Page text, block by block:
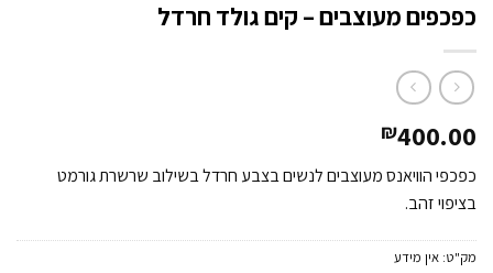
כפכפים מעוצבים – קים גולד חרדל
₪400.00
כפכפי הוויאנס מעוצבים לנשים בצבע חרדל בשילוב שרשרת גורמט
בציפוי זהב.
מק"ט: אין מידע